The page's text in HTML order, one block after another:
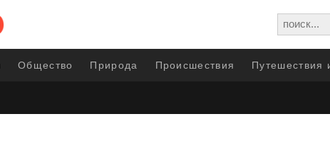
Общество Природа Происшествия Путешествия